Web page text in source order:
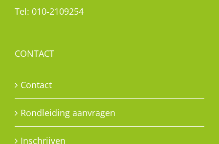
Tel: 010-2109254
CONTACT
Contact
Rondleiding aanvragen
Inschrijven